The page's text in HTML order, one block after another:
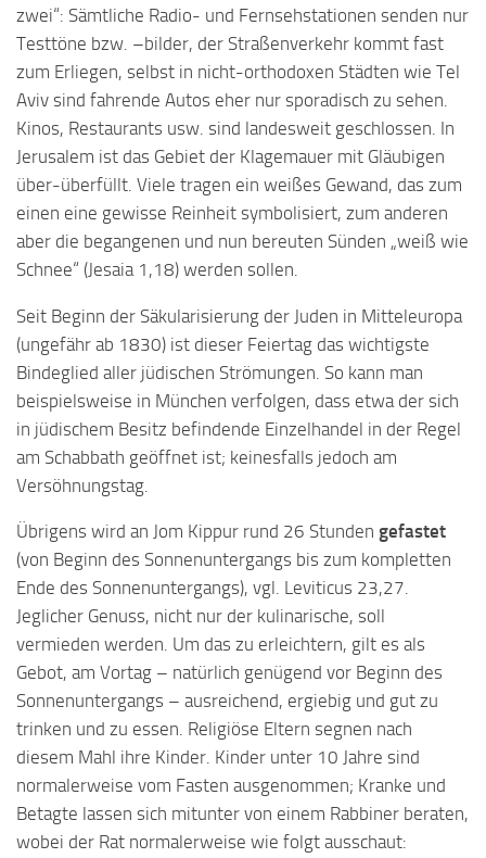
zwei“: Sämtliche Radio- und Fernsehstationen senden nur
Testtöne bzw. –bilder, der Straßenverkehr kommt fast
zum Erliegen, selbst in nicht-orthodoxen Städten wie Tel
Aviv sind fahrende Autos eher nur sporadisch zu sehen.
Kinos, Restaurants usw. sind landesweit geschlossen. In
Jerusalem ist das Gebiet der Klagemauer mit Gläubigen
über-überfüllt. Viele tragen ein weißes Gewand, das zum
einen eine gewisse Reinheit symbolisiert, zum anderen
aber die begangenen und nun bereuten Sünden „weiß wie
Schnee“ (Jesaia 1,18) werden sollen.
Seit Beginn der Säkularisierung der Juden in Mitteleuropa
(ungefähr ab 1830) ist dieser Feiertag das wichtigste
Bindeglied aller jüdischen Strömungen. So kann man
beispielsweise in München verfolgen, dass etwa der sich
in jüdischem Besitz befindende Einzelhandel in der Regel
am Schabbath geöffnet ist; keinesfalls jedoch am
Versöhnungstag.
Übrigens wird an Jom Kippur rund 26 Stunden gefastet
(von Beginn des Sonnenuntergangs bis zum kompletten
Ende des Sonnenuntergangs), vgl. Leviticus 23,27.
Jeglicher Genuss, nicht nur der kulinarische, soll
vermieden werden. Um das zu erleichtern, gilt es als
Gebot, am Vortag – natürlich genügend vor Beginn des
Sonnenuntergangs – ausreichend, ergiebig und gut zu
trinken und zu essen. Religiöse Eltern segnen nach
diesem Mahl ihre Kinder. Kinder unter 10 Jahre sind
normalerweise vom Fasten ausgenommen; Kranke und
Betagte lassen sich mitunter von einem Rabbiner beraten,
wobei der Rat normalerweise wie folgt ausschaut: